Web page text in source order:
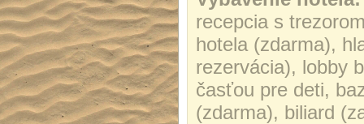
recepcia s
hotela (zdarma),
rezervácia), lobby
časťou pre deti,
(zdarma), biliard